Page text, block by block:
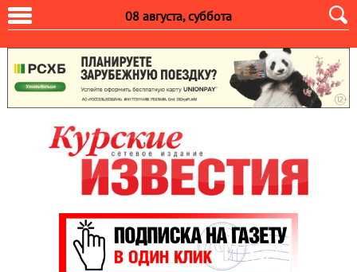
08 августа, суббота